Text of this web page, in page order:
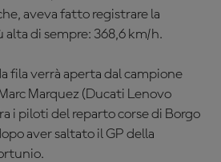
aveva fatto registrare la
alta di sempre: 368,6 km/h.
fila verrà aperta dal campione
Marquez (Ducati Lenovo
i piloti del reparto corse di Borgo
aver saltato il GP della